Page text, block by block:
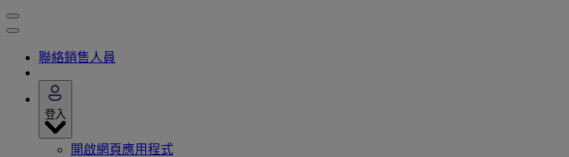
聯絡銷售人員
登入
開啟網頁應用程式